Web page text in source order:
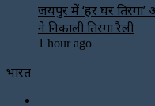
जयपुर में ‘हर घर
ने निकाली तिरंगा रैली
1 hour ago
भारत